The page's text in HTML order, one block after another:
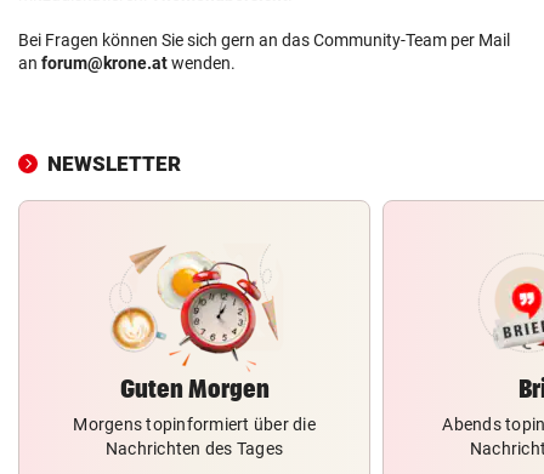
Bei Fragen können Sie sich gern an das Community-Team per Mail
an forum@krone.atwenden.
NEWSLETTER
Guten Morgen
Morgens topinformiert über die
Nachrichten des Tages
Abends